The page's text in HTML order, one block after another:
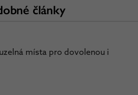
články
místa pro dovolenou i